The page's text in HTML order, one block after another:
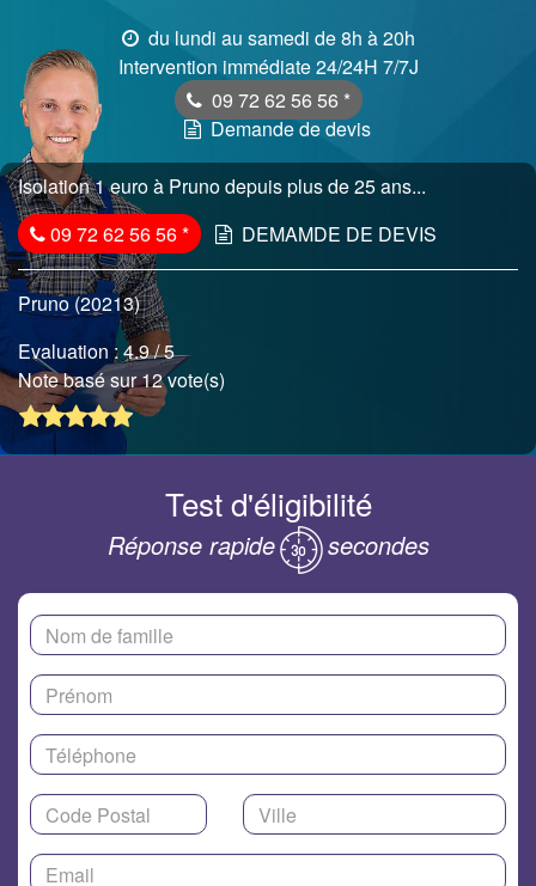
du lundi au samedi de 8h à 20h
Intervention immédiate 24/24H 7/7J
09 72 62 56 56 *
Demande de devis
Isolation 1 euro à Pruno depuis plus de 25 ans...
09 72 62 56 56* DEMAMDE DE DEVIS
Pruno (20213)
Evaluation :4.9/ 5
Note basé sur 12 vote(s)
Test d'éligibilité
Réponse rapide secondes